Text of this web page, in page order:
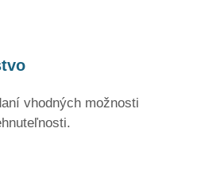
vhodných možnosti